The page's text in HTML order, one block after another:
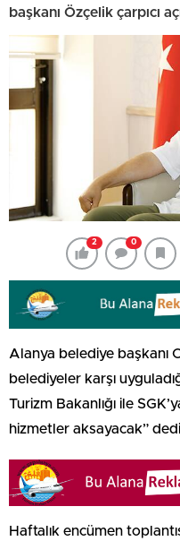
başkanı Özçelik çarpıcı
2 0
Alanya belediye başkanı
belediyeler karşı
Turizm Bakanlığı ile
hizmetler aksayacak” dedi
Haftalık encümen